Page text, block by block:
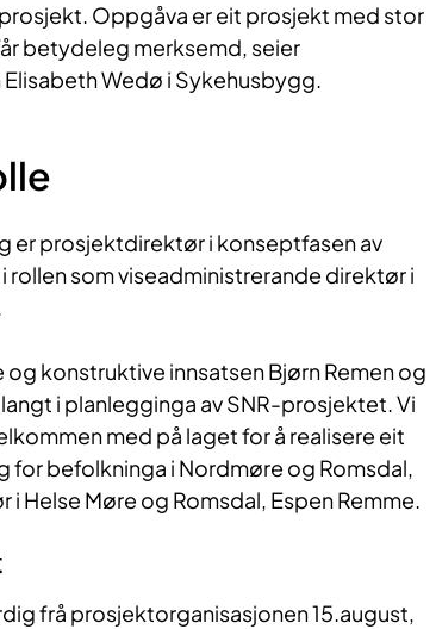
Oppgåva er eit prosjekt med stor
betydeleg merksemd, seier
Wedø i Sykehusbygg.
er prosjektdirektør i konseptfasen av
rollen som viseadministrerande direktør i
konstruktive innsatsen Bjørn Remen og
i planlegginga av SNR-prosjektet. Vi
med på laget for å realisere eit
befolkninga i Nordmøre og Romsdal,
Helse Møre og Romsdal, Espen Remme.
frå prosjektorganisasjonen 15.august,